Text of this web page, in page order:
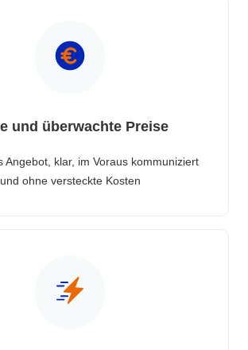
und überwachte Preise
Angebot, klar, im Voraus kommuniziert
und ohne versteckte Kosten